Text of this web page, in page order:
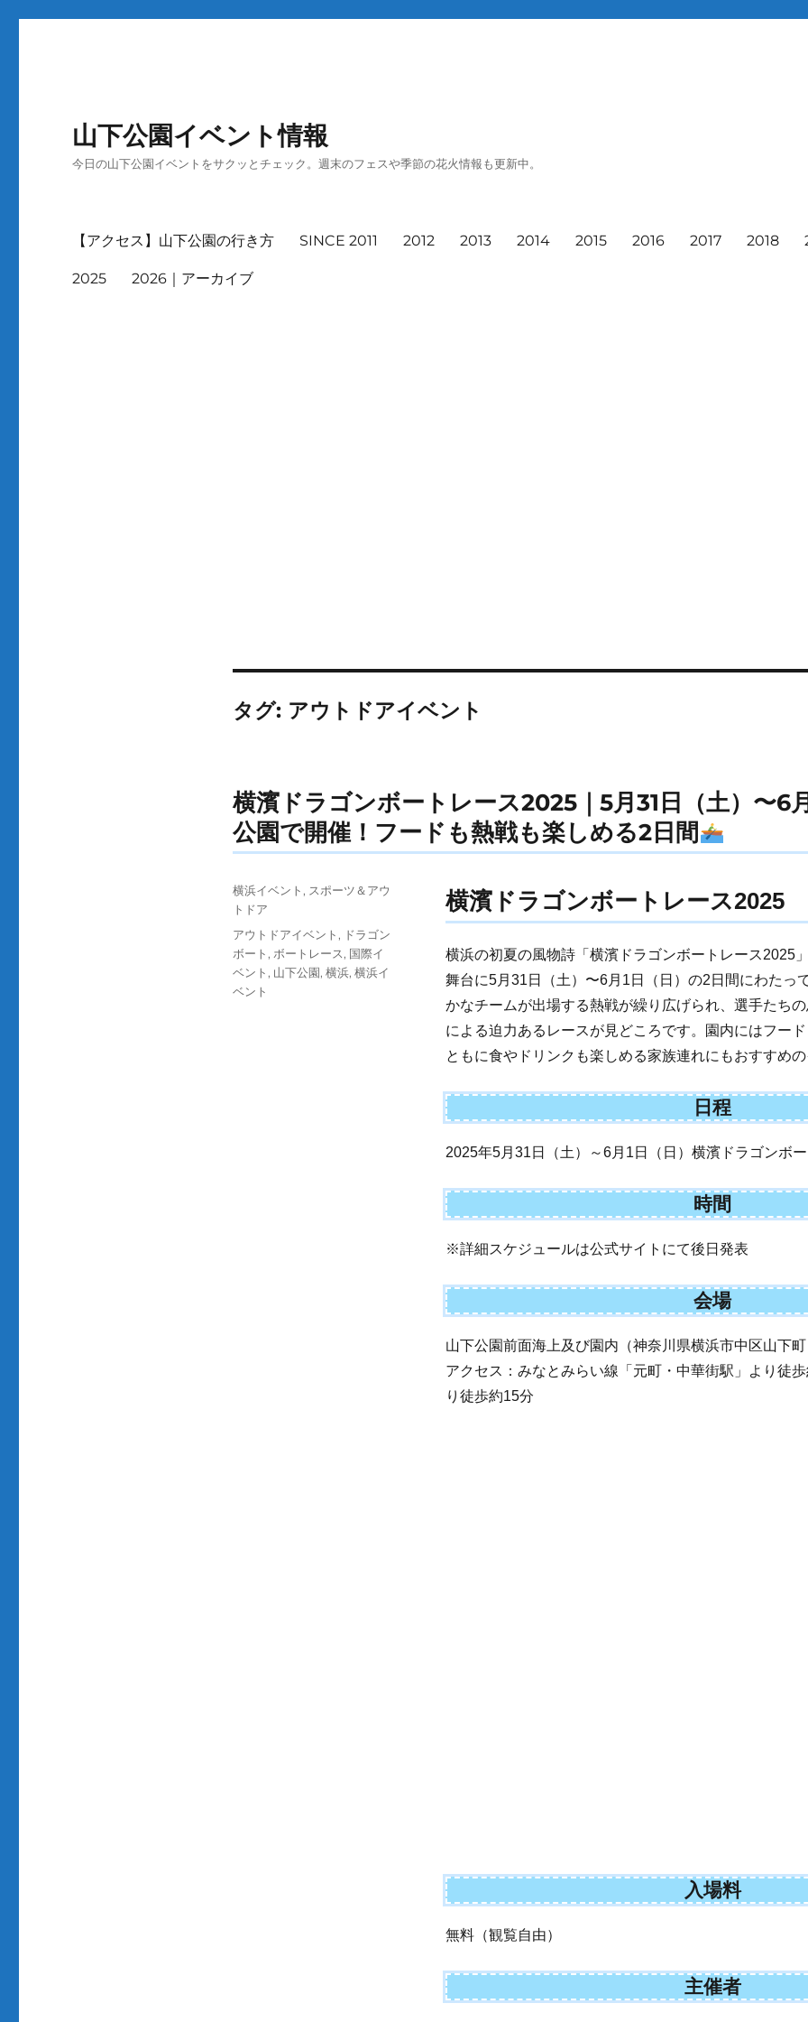
山下公園イベント情報
今日の山下公園イベントをサクッとチェック。週末のフェスや季節の花火情報も更新中。
【アクセス】山下公園の行き方 SINCE 2011 2012 2013 2014 2015 2016 2017 2018
2025 2026｜アーカイブ
タグ: アウトドアイベント
横濱ドラゴンボートレース2025｜5月31日（土）〜6
公園で開催！フードも熱戦も楽しめる2日間
横濱ドラゴンボートレース2025
横浜の初夏の風物詩「横濱ドラゴンボートレース2025
舞台に5月31日（土）〜6月1日（日）の2日間にわたっ
かなチームが出場する熱戦が繰り広げられ、選手たち
による迫力あるレースが見どころです。園内にはフー
ともに食やドリンクも楽しめる家族連れにもおすすめの
日程
2025年5月31日（土）～6月1日（日）横濱ドラゴンボ
時間
※詳細スケジュールは公式サイトにて後日発表
会場
山下公園前面海上及び園内（神奈川県横浜市中区山下町
アクセス：みなとみらい線「元町・中華街駅」より徒
り徒歩約15分
入場料
無料（観覧自由）
主催者
投
稿
カ
テ
リ
横浜イベント , スポーツ＆アウ
トドア
タ
グ
アウトドアイベント , ドラゴン
ボート , ボートレース, 国際イ
ベント , 山下公園, 横浜, 横浜イ
ベント